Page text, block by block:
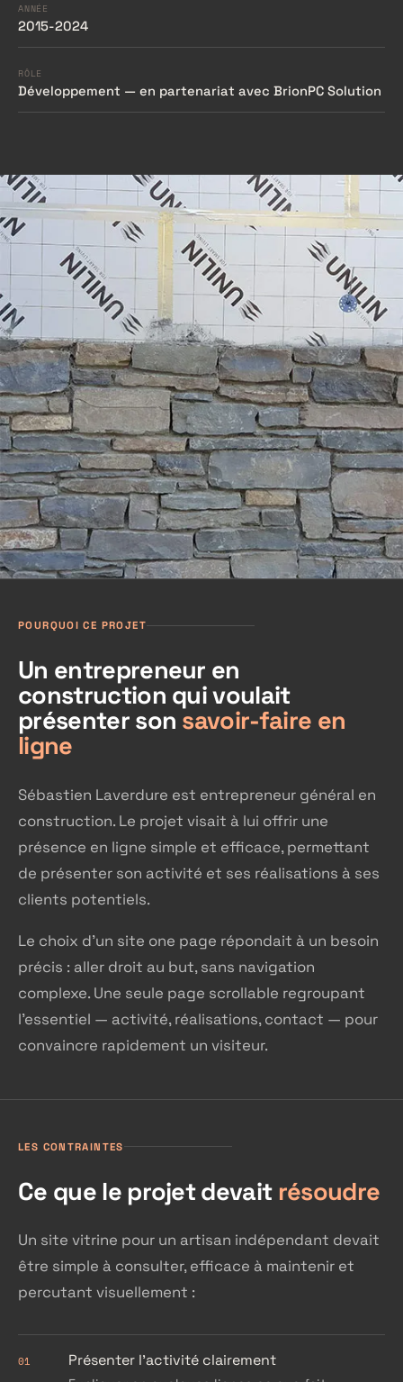
ANNÉE
2015-2024
RÔLE
Développement — en partenariat avec BrionPC Solution
POURQUOI CE PROJET
Un entrepreneur en
construction qui voulait
présenter son savoir-faire en
ligne
Sébastien Laverdure est entrepreneur général en
construction. Le projet visait à lui offrir une
présence en ligne simple et efficace, permettant
de présenter son activité et ses réalisations à ses
clients potentiels.
Le choix d'un site one page répondait à un besoin
précis : aller droit au but, sans navigation
complexe. Une seule page scrollable regroupant
l'essentiel — activité, réalisations, contact — pour
convaincre rapidement un visiteur.
LES CONTRAINTES
Ce que le projet devait résoudre
Un site vitrine pour un artisan indépendant devait
être simple à consulter, efficace à maintenir et
percutant visuellement :
01 Présenter l'activité clairement